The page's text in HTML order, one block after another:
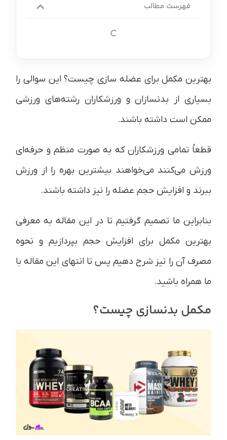
فهرست مطالب
بهترین مکمل برای عضله سازی چیست؟ این سوالی را
بسیاری از بدنسازان و ورزشکاران رشته‌های ورزشی
ممکن است داشته باشند.
قطعاً تمامی ورزشکاران که به صورت منظم و حرفه‌ای
ورزش می‌کنند می‌خواهند بیشترین بهره را از ورزش
ببرند و افزایش حجم عضله را نیز داشته باشند.
بنابراین ما تصمیم گرفتیم تا در این مقاله به معرفی
بهترین مکمل برای افزایش حجم بپردازیم و نحوه
مصرف آن را نیز شرح دهیم پس تا انتهای این مقاله با
ما همراه باشید.
مکمل بدنسازی چیست؟